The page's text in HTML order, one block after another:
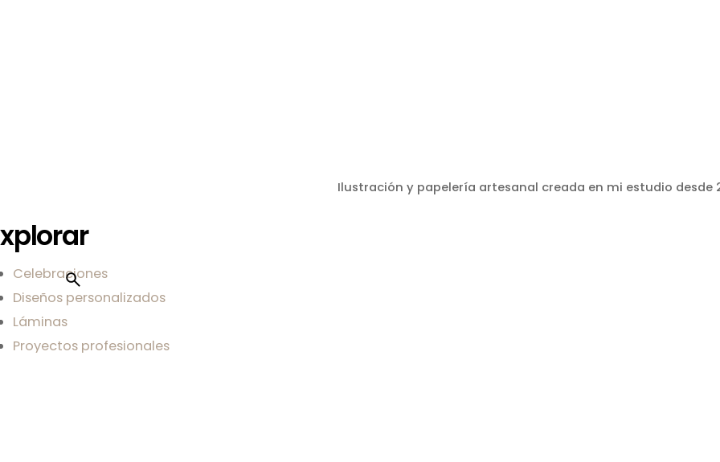
Ilustración y papelería artesanal creada en mi estudio desde
Celebraciones
Diseños personalizados
Láminas
Proyectos profesionales